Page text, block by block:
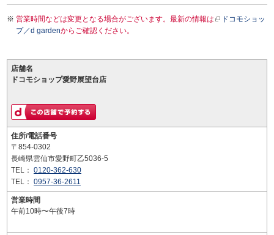
営業時間などは変更となる場合がございます。最新の情報は
ドコモショッ
プ／d gardenからご確認ください。
店舗名
ドコモショップ愛野展望台店
住所/電話番号
〒854-0302
長崎県雲仙市愛野町乙5036-5
TEL： 0120-362-630
TEL： 0957-36-2611
営業時間
午前10時〜午後7時